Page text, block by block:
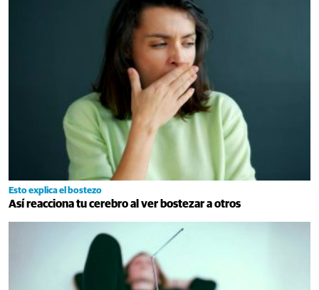
Esto explica el bostezo
Así reacciona tu cerebro al ver bostezar a otros